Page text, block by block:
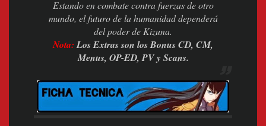
Estando en combate contra fuerzas de otro
mundo, el futuro de la humanidad dependerá
del poder de Kizuna.
Nota:Los Extras son los Bonus CD, CM,
Menus, OP-ED, PV y Scans.